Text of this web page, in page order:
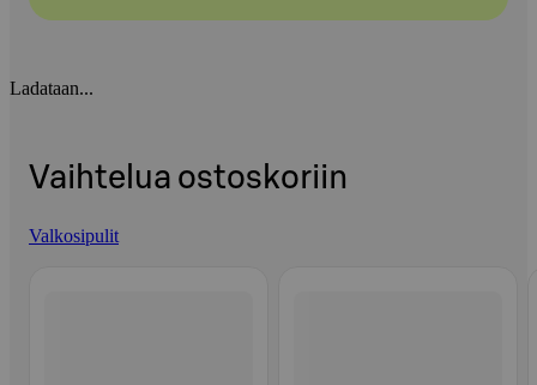
Ladataan...
Vaihtelua ostoskoriin
Valkosipulit